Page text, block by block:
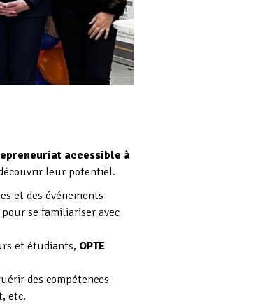
accessible à
leur potentiel.
et des événements
se familiariser avec
et étudiants, OPTE
des compétences
etc.